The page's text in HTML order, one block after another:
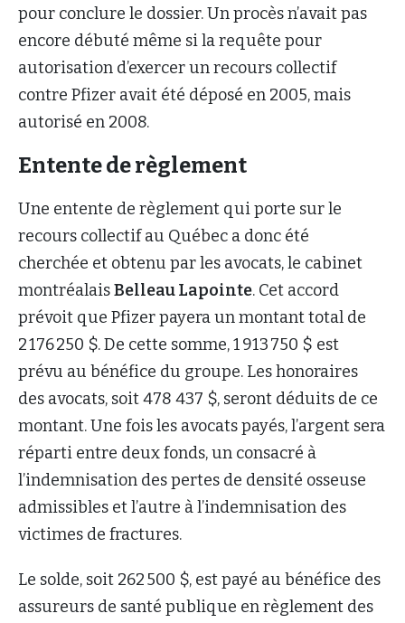
pour conclure le dossier. Un procès n’avait pas
encore débuté même si la requête pour
autorisation d’exercer un recours collectif
contre Pfizer avait été déposé en 2005, mais
autorisé en 2008.
Entente de règlement
Une entente de règlement qui porte sur le
recours collectif au Québec a donc été
cherchée et obtenu par les avocats, le cabinet
montréalaisBelleau Lapointe. Cet accord
prévoit que Pfizer payera un montant total de
2 176 250 $. De cette somme, 1 913 750 $ est
prévu au bénéfice du groupe. Les honoraires
des avocats, soit 478 437 $, seront déduits de ce
montant. Une fois les avocats payés, l’argent sera
réparti entre deux fonds, un consacré à
l’indemnisation des pertes de densité osseuse
admissibles et l’autre à l’indemnisation des
victimes de fractures.
Le solde, soit 262 500 $, est payé au bénéfice des
assureurs de santé publique en règlement des